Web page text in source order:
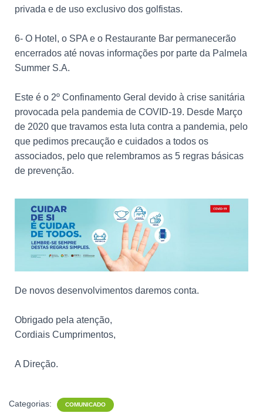
privada e de uso exclusivo dos golfistas.
6- O Hotel, o SPA e o Restaurante Bar permanecerão
encerrados até novas informações por parte da Palmela
Summer S.A.
Este é o 2º Confinamento Geral devido à crise sanitária
provocada pela pandemia de COVID-19. Desde Março
de 2020 que travamos esta luta contra a pandemia, pelo
que pedimos precaução e cuidados a todos os
associados, pelo que relembramos as 5 regras básicas
de prevenção.
De novos desenvolvimentos daremos conta.
Obrigado pela atenção,
Cordiais Cumprimentos,
A Direção.
Categorias: COMUNICADO